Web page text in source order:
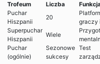
Trofeum
Liczba
Puchar
Hiszpanii
20
graczy
Superpuchar
Hiszpanii
Wiele
Puchar
(ogólnie)
Sezonowe
sukcesy
Test